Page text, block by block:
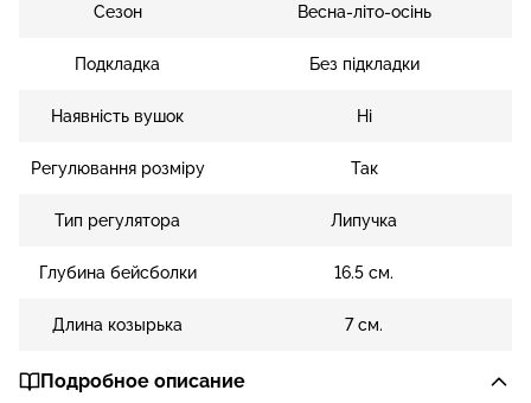
Сезон Весна-літо-осінь
Подкладка Без підкладки
Наявність вушок Ні
Регулювання розміру Так
Тип регулятора Липучка
Глубина бейсболки 16.5 см.
Длина козырька 7 см.
Подробное описание